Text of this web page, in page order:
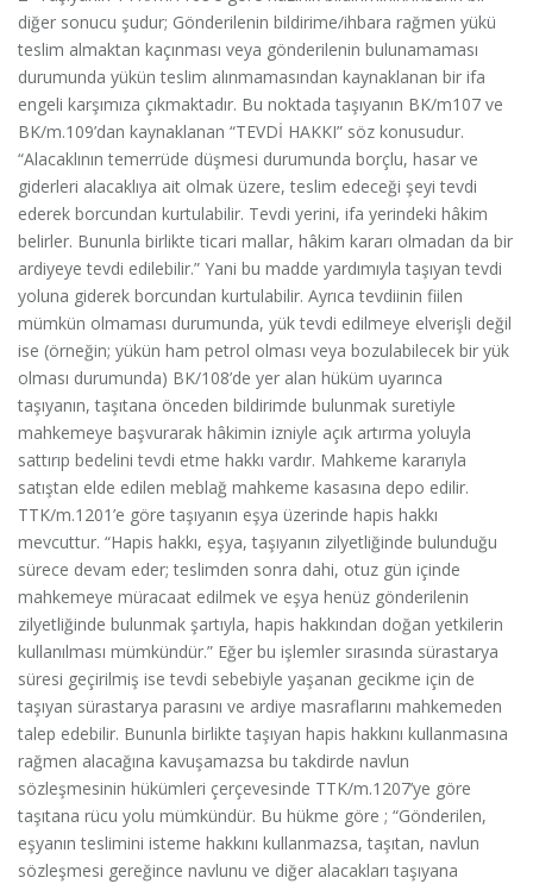
diğer sonucu şudur; Gönderilenin bildirime/ihbara rağmen yükü
teslim almaktan kaçınması veya gönderilenin bulunamaması
durumunda yükün teslim alınmamasından kaynaklanan bir ifa
engeli karşımıza çıkmaktadır. Bu noktada taşıyanın BK/m107 ve
BK/m.109’dan kaynaklanan “TEVDİ HAKKI” söz konusudur.
“Alacaklının temerrüde düşmesi durumunda borçlu, hasar ve
giderleri alacaklıya ait olmak üzere, teslim edeceği şeyi tevdi
ederek borcundan kurtulabilir. Tevdi yerini, ifa yerindeki hâkim
belirler. Bununla birlikte ticari mallar, hâkim kararı olmadan da bir
ardiyeye tevdi edilebilir.” Yani bu madde yardımıyla taşıyan tevdi
yoluna giderek borcundan kurtulabilir. Ayrıca tevdiinin fiilen
mümkün olmaması durumunda, yük tevdi edilmeye elverişli değil
ise (örneğin; yükün ham petrol olması veya bozulabilecek bir yük
olması durumunda) BK/108’de yer alan hüküm uyarınca
taşıyanın, taşıtana önceden bildirimde bulunmak suretiyle
mahkemeye başvurarak hâkimin izniyle açık artırma yoluyla
sattırıp bedelini tevdi etme hakkı vardır. Mahkeme kararıyla
satıştan elde edilen meblağ mahkeme kasasına depo edilir.
TTK/m.1201’e göre taşıyanın eşya üzerinde hapis hakkı
mevcuttur. “Hapis hakkı, eşya, taşıyanın zilyetliğinde bulunduğu
sürece devam eder; teslimden sonra dahi, otuz gün içinde
mahkemeye müracaat edilmek ve eşya henüz gönderilenin
zilyetliğinde bulunmak şartıyla, hapis hakkından doğan yetkilerin
kullanılması mümkündür.” Eğer bu işlemler sırasında sürastarya
süresi geçirilmiş ise tevdi sebebiyle yaşanan gecikme için de
taşıyan sürastarya parasını ve ardiye masraflarını mahkemeden
talep edebilir. Bununla birlikte taşıyan hapis hakkını kullanmasına
rağmen alacağına kavuşamazsa bu takdirde navlun
sözleşmesinin hükümleri çerçevesinde TTK/m.1207’ye göre
taşıtana rücu yolu mümkündür. Bu hükme göre ; “Gönderilen,
eşyanın teslimini isteme hakkını kullanmazsa, taşıtan, navlun
sözleşmesi gereğince navlunu ve diğer alacakları taşıyana